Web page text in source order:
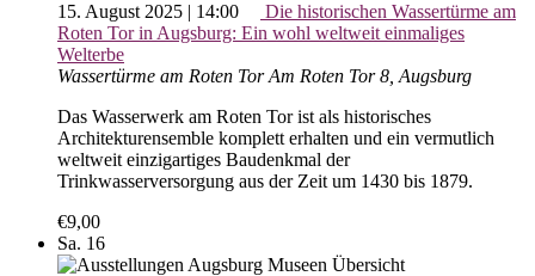
15. August 2025 | 14:00
Die historischen Wassertürme am
Roten Tor in Augsburg: Ein wohl weltweit einmaliges
Welterbe
Wassertürme am Roten TorAm Roten Tor 8, Augsburg
Das Wasserwerk am Roten Tor ist als historisches
Architekturensemble komplett erhalten und ein vermutlich
weltweit einzigartiges Baudenkmal der
Trinkwasserversorgung aus der Zeit um 1430 bis 1879.
€9,00
Sa. 16